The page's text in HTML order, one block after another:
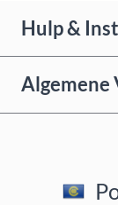
Hulp &
Algemene